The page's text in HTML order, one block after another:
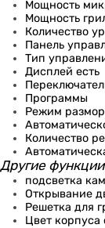
Мощность
Мощность
Количество
Панель
Тип
Дисплей есть
Программы
Режим
Количество
Другие
подсветка
Открывание
Решетка для
Цвет корпуса